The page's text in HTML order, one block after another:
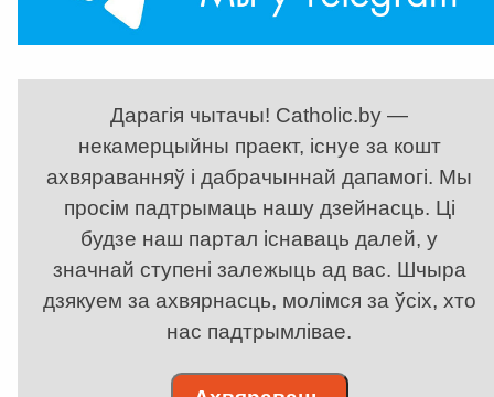
Дарагія чытачы! Catholic.by —
некамерцыйны праект, існуе за кошт
ахвяраванняў і дабрачыннай дапамогі. Мы
просім падтрымаць нашу дзейнасць. Ці
будзе наш партал існаваць далей, у
значнай ступені залежыць ад вас. Шчыра
дзякуем за ахвярнасць, молімся за ўсіх, хто
нас падтрымлівае.